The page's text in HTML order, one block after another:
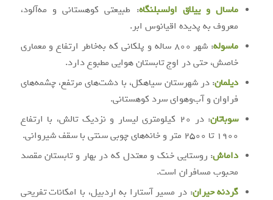
ماسال و ییلاق اولسبلنگاه: طبیعتی کوهستانی و مه‌آلود،
معروف به پدیده اقیانوس ابر.
ماسوله
: شهر ۸۰۰ ساله و پلکانی که به‌خاطر ارتفاع و معماری
خاصش، حتی در اوج تابستان هوایی مطبوع دارد.
دیلمان: در شهرستان سیاهکل، با دشت‌های مرتفع، چشمه‌های
فراوان و آب‌وهوای سرد کوهستانی.
سوباتان
: در ۲۰ کیلومتری لیسار و نزدیک تالش، با ارتفاع
۱۹۰۰ تا ۲۵۰۰ متر و خانه‌های چوبی سنتی با سقف شیروانی.
داماش: روستایی خنک و معتدل که در بهار و تابستان مقصد
محبوب مسافران است.
گردنه حیران: در مسیر آستارا به اردبیل، با امکانات تفریحی